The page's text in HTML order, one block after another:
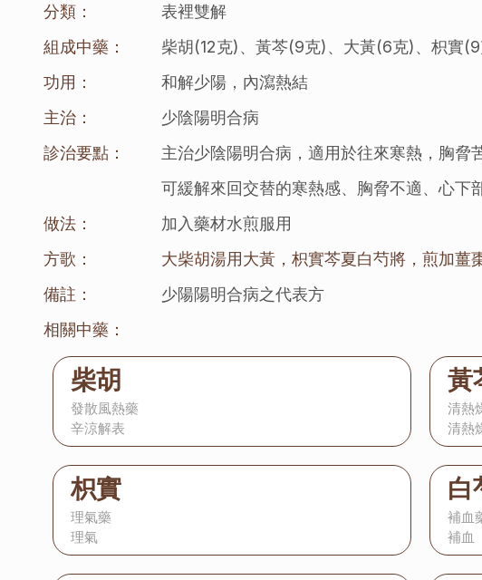
分類：
表裡雙解
組成中藥：
柴胡(12克)、黃芩(9克)、大黃(6克)、枳實
功用：
和解少陽，內瀉熱結
主治：
少陰陽明合病
診治要點：
主治少陰陽明合病，適用於往來寒熱，胸
可緩解來回交替的寒熱感、胸脅不適、心下
做法：
加入藥材水煎服用
方歌：
大柴胡湯用大黃，枳實芩夏白芍將，煎加薑
備註：
少陽陽明合病之代表方
相關中藥：
柴胡
發散風熱藥
辛涼解表
黃
清熱
清熱
枳實
理氣藥
理氣
白
補血
補血